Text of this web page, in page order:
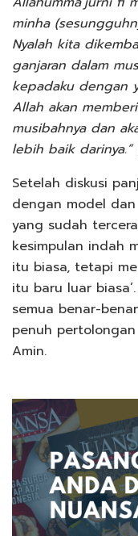
minha
Nyalah kita
ganjaran dalam
kepadaku dengan
Allah akan
musibahnya dan
lebih baik darinya.”
Setelah diskusi
dengan model
yang sudah
kesimpulan indah
itu biasa, tetapi
itu baru luar
semua benar-
penuh
Amin.